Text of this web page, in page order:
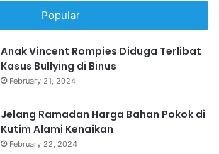
Popular
Anak Vincent Rompies Diduga Terlibat
Kasus Bullying di Binus
February 21, 2024
Jelang Ramadan Harga Bahan Pokok di
Kutim Alami Kenaikan
February 22, 2024